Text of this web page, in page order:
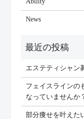
News
エステティシャン
フェイスラインの
なっていませんか
部分痩せを叶えた